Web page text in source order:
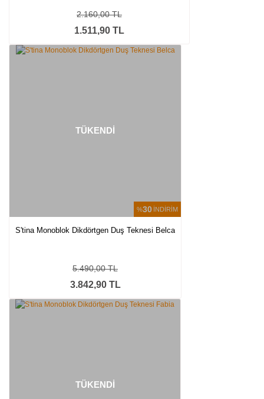
1.511,90 TL
2.160,00 TL
%30 İNDİRİM
TÜKENDİ
S'tina Monoblok Dikdörtgen Duş Teknesi Belca
3.842,90 TL
5.490,00 TL
TÜKENDİ